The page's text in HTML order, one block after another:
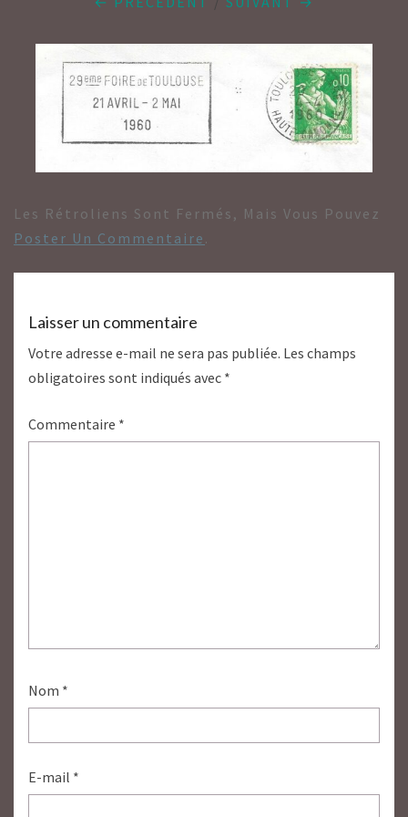
Les Rétroliens Sont Fermés, Mais Vous Pouvez
Poster Un Commentaire .
Laisser un commentaire
Votre adresse e-mail ne sera pas publiée. Les champs
obligatoires sont indiqués avec *
Commentaire *
Nom *
E-mail *